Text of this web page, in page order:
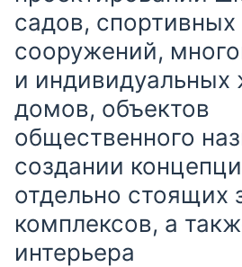
садов, спортивных
сооружений,
и
домов, объектов
общественного
создании
отдельно стоящих
комплексов, а
интерьера